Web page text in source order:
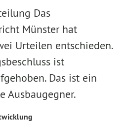
Das
Münster hat
Urteilen entschieden.
ist
Das ist ein
Ausbaugegner.